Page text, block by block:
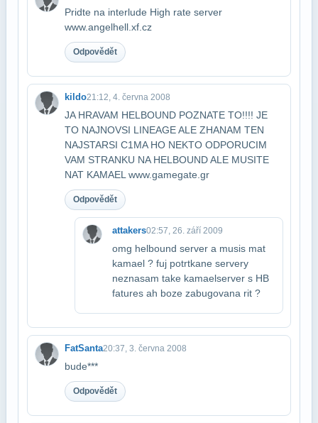
Pridte na interlude High rate server
www.angelhell.xf.cz
Odpovědět
kildo21:12, 4. června 2008
JA HRAVAM HELBOUND POZNATE TO!!!! JE
TO NAJNOVSI LINEAGE ALE ZHANAM TEN
NAJSTARSI C1​MA HO NEKTO ODPORUCIM
VAM STRANKU NA HELBOUND ALE MUSITE
NAT KAMAEL www.gamegate.gr
Odpovědět
attakers02:57, 26. září 2009
omg helbound server a musis mat
kamael ? fuj potrtkane servery
neznasam take kamael​server s HB
fatures ah boze zabugovana rit ?
FatSanta20:37, 3. června 2008
bude***
Odpovědět